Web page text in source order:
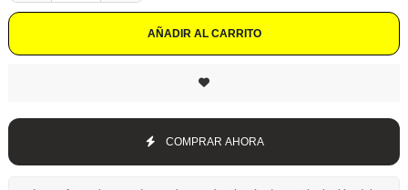
AÑADIR AL CARRITO
COMPRAR AHORA